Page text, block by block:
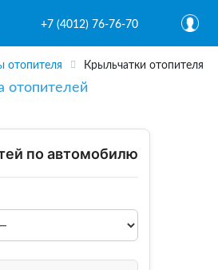
+7 (4012) 76-76-70
отопителя Крыльчатки отопителя
отопителей
по автомобилю